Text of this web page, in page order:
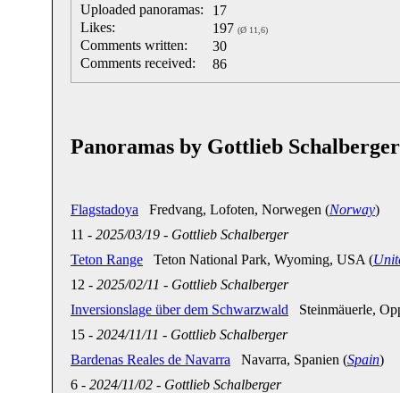
Uploaded panoramas:
17
Likes:
197 (Ø 11,6)
Comments written:
30
Comments received:
86
Panoramas by Gottlieb Schalberger
Flagstadoya Fredvang, Lofoten, Norwegen (Norway)
11 - 2025/03/19 - Gottlieb Schalberger
Teton Range Teton National Park, Wyoming, USA (
12 - 2025/02/11 - Gottlieb Schalberger
Inversionslage über dem Schwarzwald Steinmäuerle,
15 - 2024/11/11 - Gottlieb Schalberger
Bardenas Reales de Navarra Navarra, Spanien (Spain)
6 - 2024/11/02 - Gottlieb Schalberger